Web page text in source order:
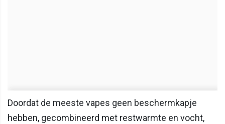
Doordat de meeste vapes geen beschermkapje
hebben, gecombineerd met restwarmte en vocht,